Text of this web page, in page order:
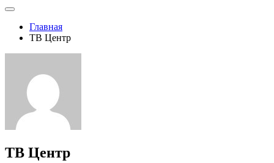
Главная
ТВ Центр
ТВ Центр